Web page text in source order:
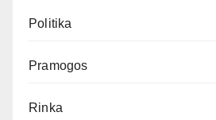
Politika
Pramogos
Rinka